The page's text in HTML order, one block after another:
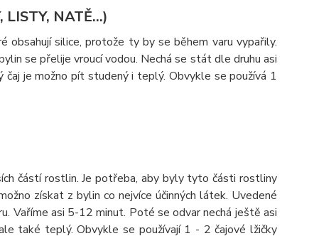
NATĚ...)
silice, protože ty by se během varu vypařily.
se přelije vroucí vodou. Nechá se stát dle druhu asi
je možno pít studený i teplý. Obvykle se používá 1
částí rostlin. Je potřeba, aby byly tyto části rostliny
získat z bylin co nejvíce účinných látek. Uvedené
Vaříme asi 5-12 minut. Poté se odvar nechá ještě asi
také teplý. Obvykle se používají 1 - 2 čajové lžičky